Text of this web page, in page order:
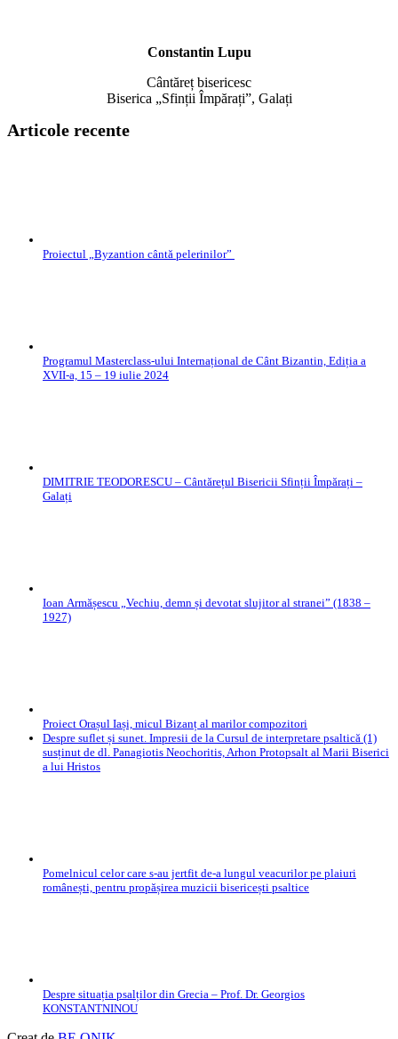
Constantin Lupu
Cântăreț bisericesc
Biserica „Sfinții Împărați”, Galați
Articole recente
Proiectul „Byzantion cântă pelerinilor”
Programul Masterclass-ului Internațional de Cânt Bizantin, Ediția a
XVII-a, 15 – 19 iulie 2024
DIMITRIE TEODORESCU – Cântărețul Bisericii Sfinții Împărați –
Galați
Ioan Armășescu „Vechiu, demn și devotat slujitor al stranei” (1838 –
1927)
Proiect Orașul Iași, micul Bizanț al marilor compozitori
Despre suflet și sunet. Impresii de la Cursul de interpretare psaltică (1)
susținut de dl. Panagiotis Neochoritis, Arhon Protopsalt al Marii Biserici
a lui Hristos
Pomelnicul celor care s-au jertfit de-a lungul veacurilor pe plaiuri
românești, pentru propășirea muzicii bisericești psaltice
Despre situația psalților din Grecia – Prof. Dr. Georgios
KONSTANTNINOU